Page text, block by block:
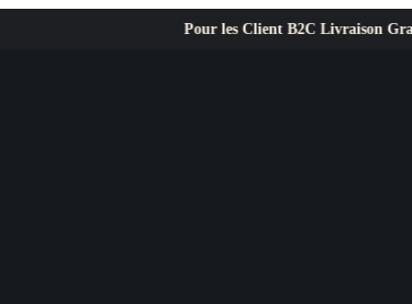
Pour les Client B2C Livraison Gratuite en